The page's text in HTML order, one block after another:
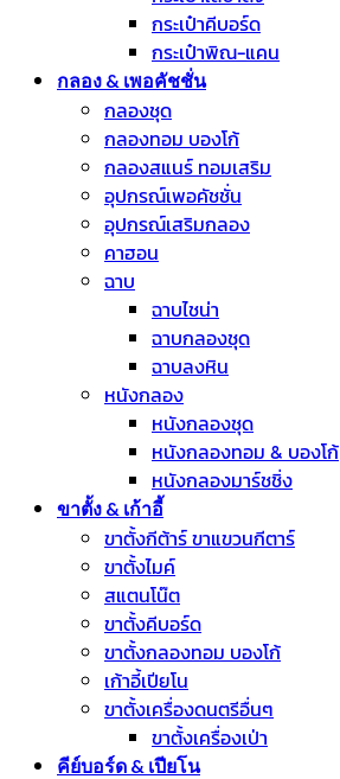
กระเป๋าคีบอร์ด
กระเป๋าพิณ-แคน
กลอง & เพอคัชชั่น
กลองชุด
กลองทอม บองโก้
กลองสแนร์ ทอมเสริม
อุปกรณ์เพอคัชชั่น
อุปกรณ์เสริมกลอง
คาฮอน
ฉาบ
ฉาบไชน่า
ฉาบกลองชุด
ฉาบลงหิน
หนังกลอง
หนังกลองชุด
หนังกลองทอม & บองโก้
หนังกลองมาร์ชชิ่ง
ขาตั้ง & เก้าอี้
ขาตั้งกีต้าร์ ขาแขวนกีตาร์
ขาตั้งไมค์
สแตนโน๊ต
ขาตั้งคีบอร์ด
ขาตั้งกลองทอม บองโก้
เก้าอี้เปียโน
ขาตั้งเครื่องดนตรีอื่นๆ
ขาตั้งเครื่องเป่า
คีย์บอร์ด & เปียโน